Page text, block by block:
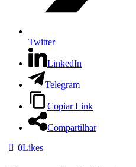
Twitter
LinkedIn
Telegram
Copiar Link
Compartilhar
0Likes